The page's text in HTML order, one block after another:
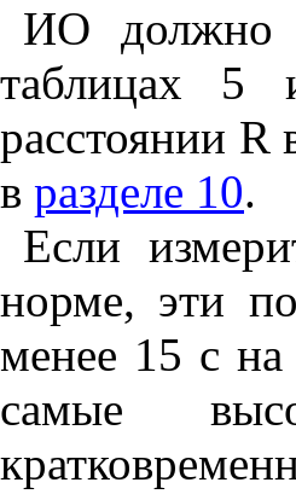
ИО должно
таблицах 5
расстоянии R
в разделе 10.
Если
норме, эти
менее 15 с на
самые